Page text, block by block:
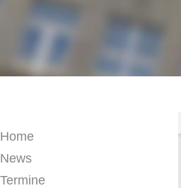
Home
News
Termine